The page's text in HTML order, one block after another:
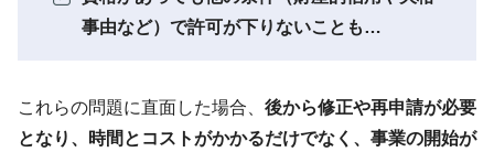
事由など）で許可が下りないことも…
これらの問題に直面した場合、 後から修正や再申請が必要
となり、時間とコストがかかるだけでなく、事業の開始が